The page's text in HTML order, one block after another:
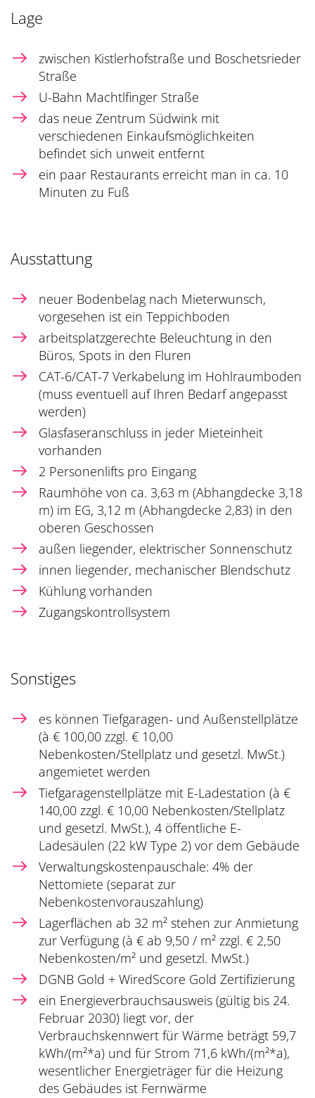
Lage
zwischen Kistlerhofstraße und Boschetsrieder
Straße
U-Bahn Machtlfinger Straße
das neue Zentrum Südwink mit
verschiedenen Einkaufsmöglichkeiten
befindet sich unweit entfernt
ein paar Restaurants erreicht man in ca. 10
Minuten zu Fuß
Ausstattung
neuer Bodenbelag nach Mieterwunsch,
vorgesehen ist ein Teppichboden
arbeitsplatzgerechte Beleuchtung in den
Büros, Spots in den Fluren
CAT-6/CAT-7 Verkabelung im Hohlraumboden
(muss eventuell auf Ihren Bedarf angepasst
werden)
Glasfaseranschluss in jeder Mieteinheit
vorhanden
2 Personenlifts pro Eingang
Raumhöhe von ca. 3,63 m (Abhangdecke 3,18
m) im EG, 3,12 m (Abhangdecke 2,83) in den
oberen Geschossen
außen liegender, elektrischer Sonnenschutz
innen liegender, mechanischer Blendschutz
Kühlung vorhanden
Zugangskontrollsystem
Sonstiges
es können Tiefgaragen- und Außenstellplätze
(à € 100,00 zzgl. € 10,00
Nebenkosten/Stellplatz und gesetzl. MwSt.)
angemietet werden
Tiefgaragenstellplätze mit E-Ladestation (à €
140,00 zzgl. € 10,00 Nebenkosten/Stellplatz
und gesetzl. MwSt.), 4 öffentliche E-
Ladesäulen (22 kW Type 2) vor dem Gebäude
Verwaltungskostenpauschale: 4% der
Nettomiete (separat zur
Nebenkostenvorauszahlung)
Lagerflächen ab 32 m² stehen zur Anmietung
zur Verfügung (à € ab 9,50 / m² zzgl. € 2,50
Nebenkosten/m² und gesetzl. MwSt.)
DGNB Gold + WiredScore Gold Zertifizierung
ein Energieverbrauchsausweis (gültig bis 24.
Februar 2030) liegt vor, der
Verbrauchskennwert für Wärme beträgt 59,7
kWh/(m²*a) und für Strom 71,6 kWh/(m²*a),
wesentlicher Energieträger für die Heizung
des Gebäudes ist Fernwärme